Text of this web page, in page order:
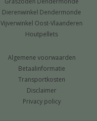
Dierenwinkel Dendermonde
Vijverwinkel Oost-Vlaanderen
Houtpellets
Algemene voorwaarden
Betaalinformatie
Transportkosten
Disclaimer
Privacy policy